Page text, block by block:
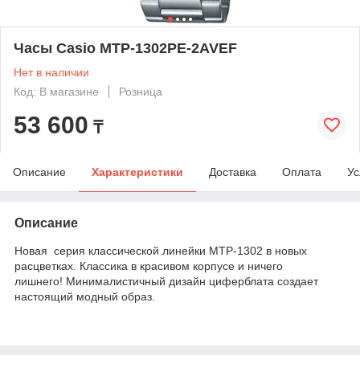
Часы Casio MTP-1302PE-2AVEF
Нет в наличии
Код: В магазине
Розница
53 600 ₸
Описание Характеристики Доставка Оплата
Описание
Новая серия классической линейки MTP-1302 в новых
расцветках. Классика в красивом корпусе и ничего
лишнего! Минималистичный дизайн циферблата создает
настоящий модный образ.